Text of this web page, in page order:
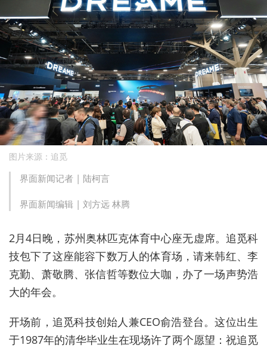
图片来源：追觅
界面新闻记者 | 陆柯言
界面新闻编辑 | 刘方远 林腾
2月4日晚，苏州奥林匹克体育中心座无虚席。追觅科
技包下了这座能容下数万人的体育场，请来韩红、李
克勤、萧敬腾、张信哲等数位大咖，办了一场声势浩
大的年会。
开场前，追觅科技创始人兼CEO俞浩登台。这位出生
于1987年的清华毕业生在现场许了两个愿望：祝追觅